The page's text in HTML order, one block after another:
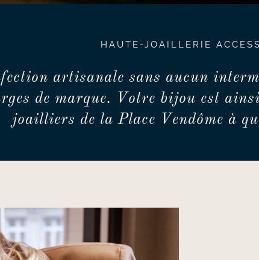
HAUTE-JOAILLERIE
artisanale sans aucun
de marque. Votre bijou est
joailliers de la Place Vendôme à